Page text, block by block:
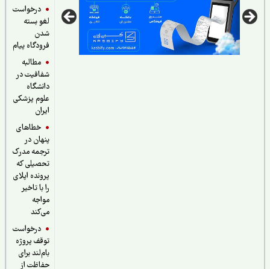
درخواست
لغو بسته
فرودگاه پیام
مطالبه
شفافیت در
دانشگاه
علوم پزشکی
خطاهای
پنهان در
ترجمه مدرک
تحصیلی که
پرونده اپلای
را با تاخیر
درخواست
توقف پروژه
بام‌لند برای
حفاظت از